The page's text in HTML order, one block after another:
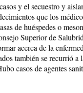
y el secuestro y
que los
de huéspedes o
Superior de
acerca de la
también se recurrió
casos de agentes